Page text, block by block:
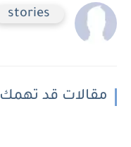
stories
مقالات قد تهمك